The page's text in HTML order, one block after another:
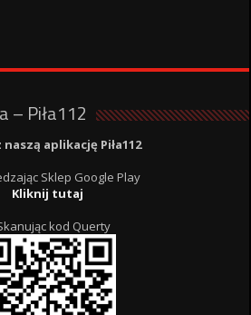
– Piła112
aplikację Piła112
Sklep Google Play
Kliknij tutaj
kod Querty